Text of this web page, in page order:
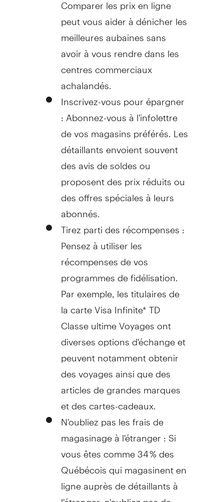
peut vous aider à dénicher les
meilleures aubaines sans
avoir à vous rendre dans les
centres commerciaux
achalandés.
Inscrivez-vous pour épargner
: Abonnez-vous à l'infolettre
de vos magasins préférés. Les
détaillants envoient souvent
des avis de soldes ou
proposent des prix réduits ou
des offres spéciales à leurs
abonnés.
Tirez parti des récompenses :
Pensez à utiliser les
récompenses de vos
programmes de fidélisation.
Par exemple, les titulaires de
la carte Visa Infinite* TD
Classe ultime Voyages ont
diverses options d'échange et
peuvent notamment obtenir
des voyages ainsi que des
articles de grandes marques
et des cartes-cadeaux.
N'oubliez pas les frais de
magasinage à l'étranger : Si
vous êtes comme 34 % des
Québécois qui magasinent en
ligne auprès de détaillants à
l'étranger, n'oubliez pas de